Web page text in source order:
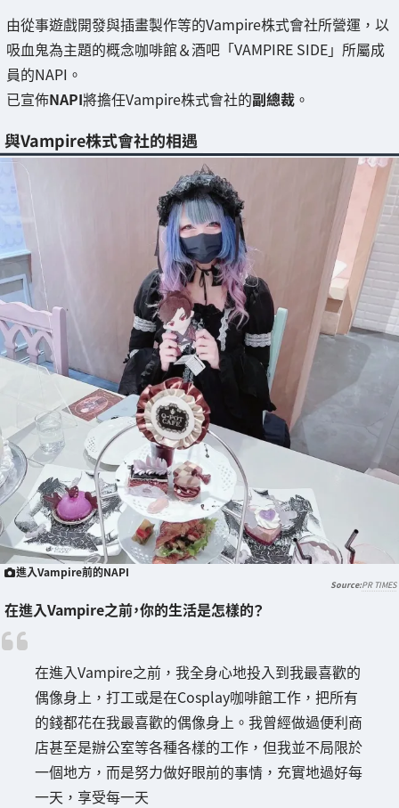
由從事遊戲開發與插畫製作等的Vampire株式會社所營運，以
吸血鬼為主題的概念咖啡館＆酒吧「VAMPIRE SIDE」所屬成
員的NAPI。
已宣佈NAPI將擔任Vampire株式會社的副總裁 。
與Vampire株式會社的相遇
進入Vampire前的NAPI
PR TIMES
在進入Vampire之前，你的生活是怎樣的？
在進入Vampire之前，我全身心地投入到我最喜歡的
偶像身上，打工或是在Cosplay咖啡館工作，把所有
的錢都花在我最喜歡的偶像身上。我曾經做過便利商
店甚至是辦公室等各種各樣的工作，但我並不局限於
一個地方，而是努力做好眼前的事情，充實地過好每
一天，享受每一天